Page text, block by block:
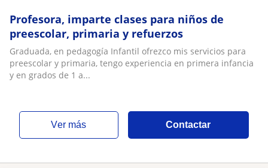
Profesora, imparte clases para niños de
preescolar, primaria y refuerzos
Graduada, en pedagogía Infantil ofrezco mis servicios para
preescolar y primaria, tengo experiencia en primera infancia
y en grados de 1 a...
ver más Contactar